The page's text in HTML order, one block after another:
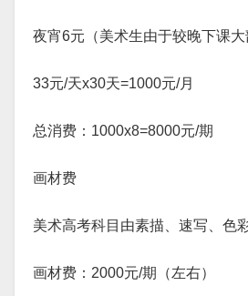
夜宵6元（美术生由于较晚下课大
33元/天x30天=1000元/月
总消费：1000x8=8000元/期
画材费
美术高考科目由素描、速写、色
画材费：2000元/期（左右）